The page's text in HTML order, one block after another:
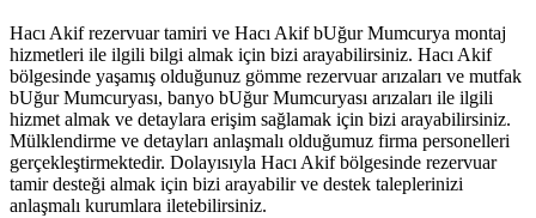
Hacı Akif rezervuar tamiri ve Hacı Akif bUğur Mumcurya montaj
hizmetleri ile ilgili bilgi almak için bizi arayabilirsiniz. Hacı Akif
bölgesinde yaşamış olduğunuz gömme rezervuar arızaları ve mutfak
bUğur Mumcuryası, banyo bUğur Mumcuryası arızaları ile ilgili
hizmet almak ve detaylara erişim sağlamak için bizi arayabilirsiniz.
Mülklendirme ve detayları anlaşmalı olduğumuz firma personelleri
gerçekleştirmektedir. Dolayısıyla Hacı Akif bölgesinde rezervuar
tamir desteği almak için bizi arayabilir ve destek taleplerinizi
anlaşmalı kurumlara iletebilirsiniz.